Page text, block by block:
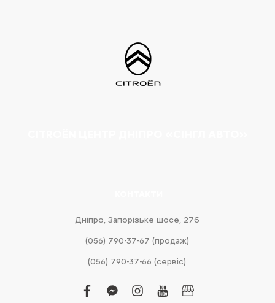
Дніпро, Запорізьке шосе, 27б
(056) 790-37-67 (продаж)
(056) 790-37-66 (сервіс)
facebook
facebook-
instagram
youtubebusiness